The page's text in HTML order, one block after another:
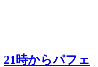
21時からパフェ